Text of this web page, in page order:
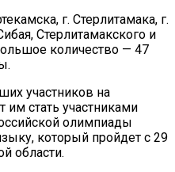
г. Стерлитамака, г.
Стерлитамакского и
количество — 47
участников на
им стать участниками
олимпиады
который пройдет с 29
области.